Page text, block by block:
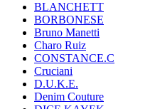
BLANCHETT
BORBONESE
Bruno Manetti
Charo Ruiz
CONSTANCE.C
Cruciani
D.U.K.E.
Denim Couture